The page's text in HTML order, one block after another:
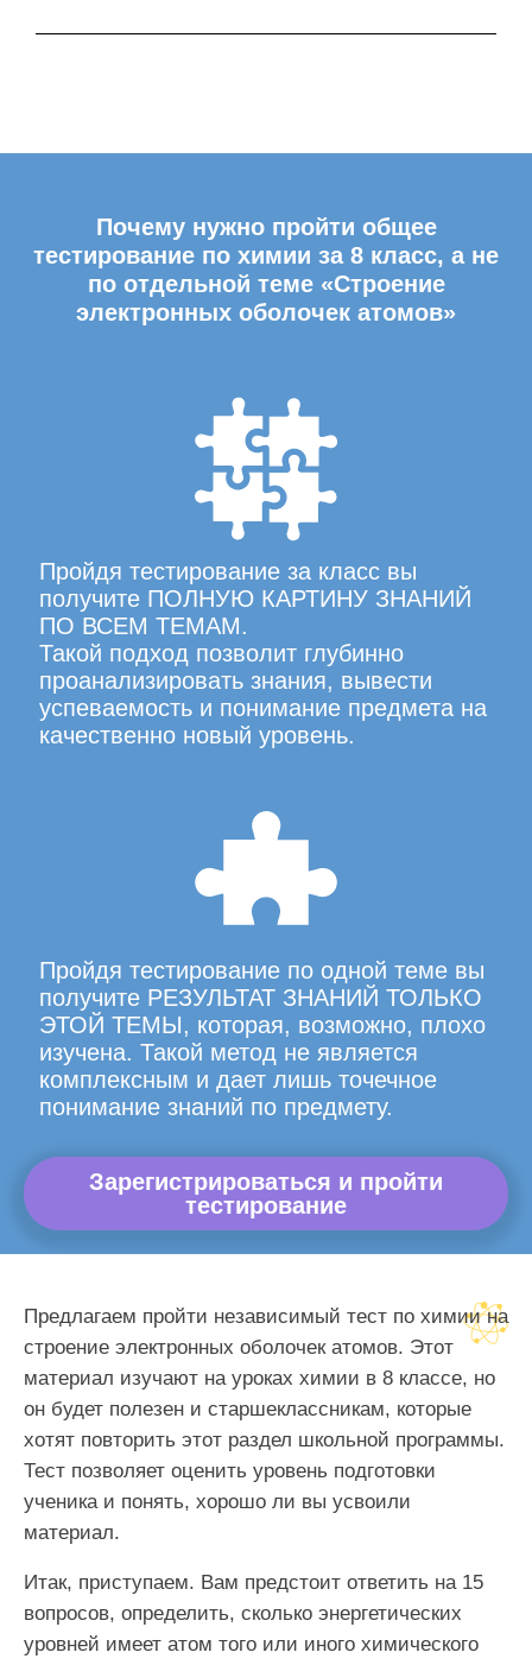
Почему нужно пройти общее
тестирование по химии за 8 класс, а не
по отдельной теме «Строение
электронных оболочек атомов»
Пройдя тестирование за класс вы
получите ПОЛНУЮ КАРТИНУ ЗНАНИЙ
ПО ВСЕМ ТЕМАМ.
Такой подход позволит глубинно
проанализировать знания, вывести
успеваемость и понимание предмета на
качественно новый уровень.
Пройдя тестирование по одной теме вы
получите РЕЗУЛЬТАТ ЗНАНИЙ ТОЛЬКО
ЭТОЙ ТЕМЫ, которая, возможно, плохо
изучена. Такой метод не является
комплексным и дает лишь точечное
понимание знаний по предмету.
Зарегистрироваться и пройти
тестирование
Предлагаем пройти независимый тест по химии на
строение электронных оболочек атомов. Этот
материал изучают на уроках химии в 8 классе, но
он будет полезен и старшеклассникам, которые
хотят повторить этот раздел школьной программы.
Тест позволяет оценить уровень подготовки
ученика и понять, хорошо ли вы усвоили
материал.
Итак, приступаем. Вам предстоит ответить на 15
вопросов, определить, сколько энергетических
уровней имеет атом того или иного химического